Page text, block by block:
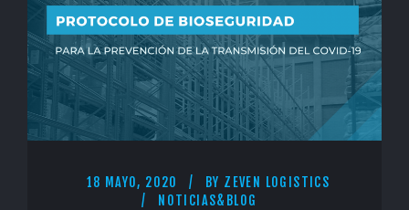
18 MAYO, 2020 BY ZEVEN LOGISTICS
NOTICIAS&BLOG